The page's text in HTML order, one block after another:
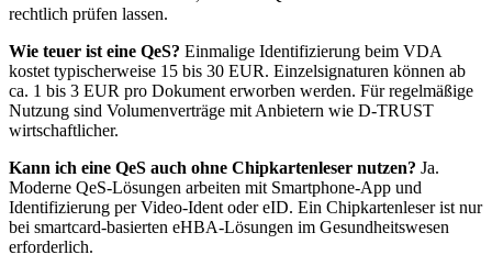
rechtlich prüfen lassen.
Wie teuer ist eine QeS? Einmalige Identifizierung beim VDA
kostet typischerweise 15 bis 30 EUR. Einzelsignaturen können ab
ca. 1 bis 3 EUR pro Dokument erworben werden. Für regelmäßige
Nutzung sind Volumenverträge mit Anbietern wie D-TRUST
wirtschaftlicher.
Kann ich eine QeS auch ohne Chipkartenleser nutzen? Ja.
Moderne QeS-Lösungen arbeiten mit Smartphone-App und
Identifizierung per Video-Ident oder eID. Ein Chipkartenleser ist nur
bei smartcard-basierten eHBA-Lösungen im Gesundheitswesen
erforderlich.